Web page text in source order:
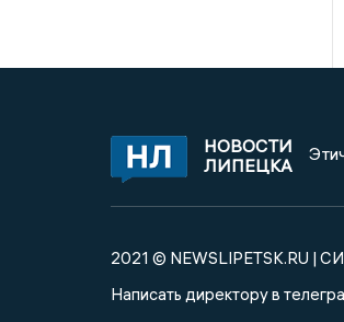
НОВОСТИ
ЛИПЕЦКА
2021 © NEWSLIPETSK.RU |
Написать директору в